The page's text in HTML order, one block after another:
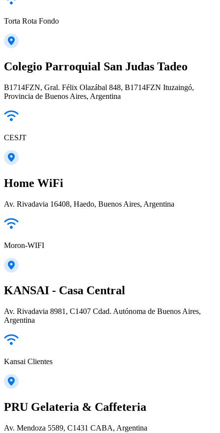
Torta Rota Fondo
Colegio Parroquial San Judas Tadeo
B1714FZN, Gral. Félix Olazábal 848, B1714FZN Ituzaingó,
Provincia de Buenos Aires, Argentina
CESJT
Home WiFi
Av. Rivadavia 16408, Haedo, Buenos Aires, Argentina
Moron-WIFI
KANSAI - Casa Central
Av. Rivadavia 8981, C1407 Cdad. Autónoma de Buenos Aires,
Argentina
Kansai Clientes
PRU Gelateria & Caffeteria
Av. Mendoza 5589, C1431 CABA, Argentina